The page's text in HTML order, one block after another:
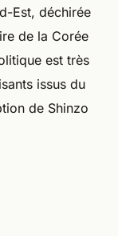
Est, déchirée
de la Corée
est très
issus du
de Shinzo